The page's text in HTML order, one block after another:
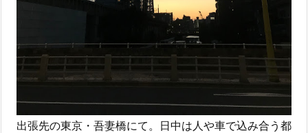
出張先の東京・吾妻橋にて。日中は人や車で込み合う都